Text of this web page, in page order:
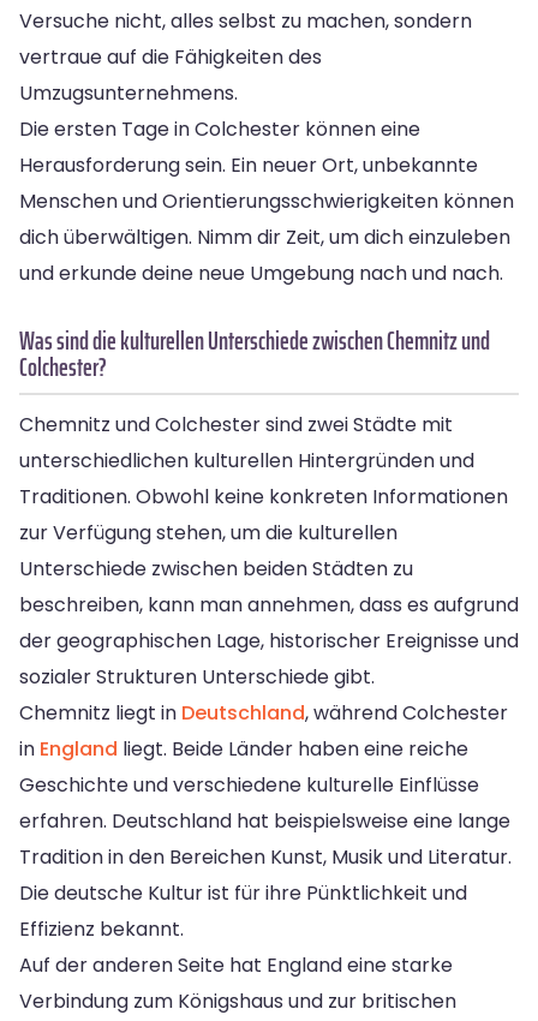
Versuche nicht, alles selbst zu machen, sondern
vertraue auf die Fähigkeiten des
Umzugsunternehmens.
Die ersten Tage in Colchester können eine
Herausforderung sein. Ein neuer Ort, unbekannte
Menschen und Orientierungsschwierigkeiten können
dich überwältigen. Nimm dir Zeit, um dich einzuleben
und erkunde deine neue Umgebung nach und nach.
Was sind die kulturellen Unterschiede zwischen Chemnitz und
Colchester?
Chemnitz und Colchester sind zwei Städte mit
unterschiedlichen kulturellen Hintergründen und
Traditionen. Obwohl keine konkreten Informationen
zur Verfügung stehen, um die kulturellen
Unterschiede zwischen beiden Städten zu
beschreiben, kann man annehmen, dass es aufgrund
der geographischen Lage, historischer Ereignisse und
sozialer Strukturen Unterschiede gibt.
Chemnitz liegt in Deutschland, während Colchester
in England liegt. Beide Länder haben eine reiche
Geschichte und verschiedene kulturelle Einflüsse
erfahren. Deutschland hat beispielsweise eine lange
Tradition in den Bereichen Kunst, Musik und Literatur.
Die deutsche Kultur ist für ihre Pünktlichkeit und
Effizienz bekannt.
Auf der anderen Seite hat England eine starke
Verbindung zum Königshaus und zur britischen